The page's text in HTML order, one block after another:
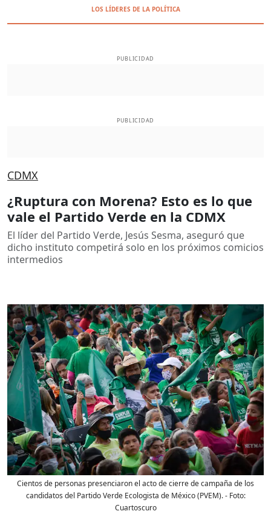
LOS LÍDERES DE LA POLÍTICA
PUBLICIDAD
PUBLICIDAD
CDMX
¿Ruptura con Morena? Esto es lo que
vale el Partido Verde en la CDMX
El líder del Partido Verde, Jesús Sesma, aseguró que
dicho instituto competirá solo en los próximos comicios
intermedios
Cientos de personas presenciaron el acto de cierre de campaña de los
candidatos del Partido Verde Ecologista de México (PVEM).- Foto:
Cuartoscuro